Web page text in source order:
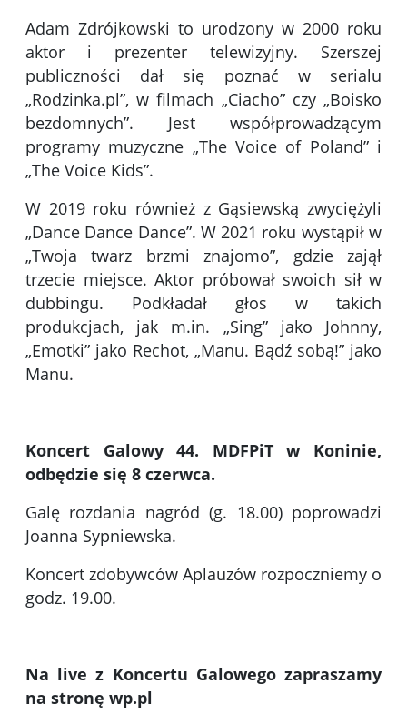
Adam Zdrójkowski to urodzony w 2000 roku
aktor i prezenter telewizyjny. Szerszej
publiczności dał się poznać w serialu
„Rodzinka.pl”, w filmach „Ciacho” czy „Boisko
bezdomnych”. Jest współprowadzącym
programy muzyczne „The Voice of Poland” i
„The Voice Kids”.
W 2019 roku również z Gąsiewską zwyciężyli
„Dance Dance Dance”. W 2021 roku wystąpił w
„Twoja twarz brzmi znajomo”, gdzie zajął
trzecie miejsce. Aktor próbował swoich sił w
dubbingu. Podkładał głos w takich
produkcjach, jak m.in. „Sing” jako Johnny,
„Emotki” jako Rechot, „Manu. Bądź sobą!” jako
Manu.
Koncert Galowy 44. MDFPiT w Koninie,
odbędzie się 8 czerwca.
Galę rozdania nagród (g. 18.00) poprowadzi
Joanna Sypniewska.
Koncert zdobywców Aplauzów rozpoczniemy o
godz. 19.00.
Na live z Koncertu Galowego zapraszamy
na stronę wp.pl